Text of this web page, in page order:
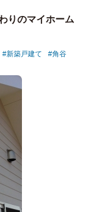
りのマイホーム
新築戸建て 角谷